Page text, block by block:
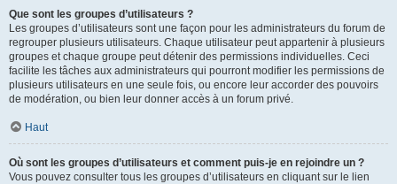
Que sont les groupes d’utilisateurs ?
Les groupes d’utilisateurs sont une façon pour les administrateurs du forum de
regrouper plusieurs utilisateurs. Chaque utilisateur peut appartenir à plusieurs
groupes et chaque groupe peut détenir des permissions individuelles. Ceci
facilite les tâches aux administrateurs qui pourront modifier les permissions de
plusieurs utilisateurs en une seule fois, ou encore leur accorder des pouvoirs
de modération, ou bien leur donner accès à un forum privé.
Haut
Où sont les groupes d’utilisateurs et comment puis-je en rejoindre un ?
Vous pouvez consulter tous les groupes d’utilisateurs en cliquant sur le lien